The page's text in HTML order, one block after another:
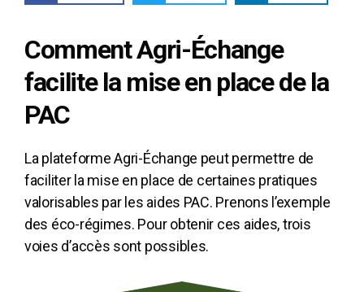
Comment Agri-Échange
facilite la mise en place de la
PAC
La plateforme Agri-Échange peut permettre de
faciliter la mise en place de certaines pratiques
valorisables par les aides PAC. Prenons l’exemple
des éco-régimes. Pour obtenir ces aides, trois
voies d’accès sont possibles.